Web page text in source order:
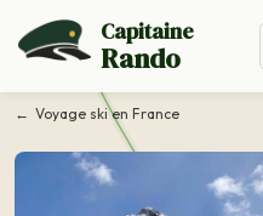
Capitaine
Rando
Voyage ski en France